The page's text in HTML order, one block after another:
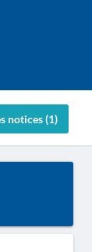
notices (1)